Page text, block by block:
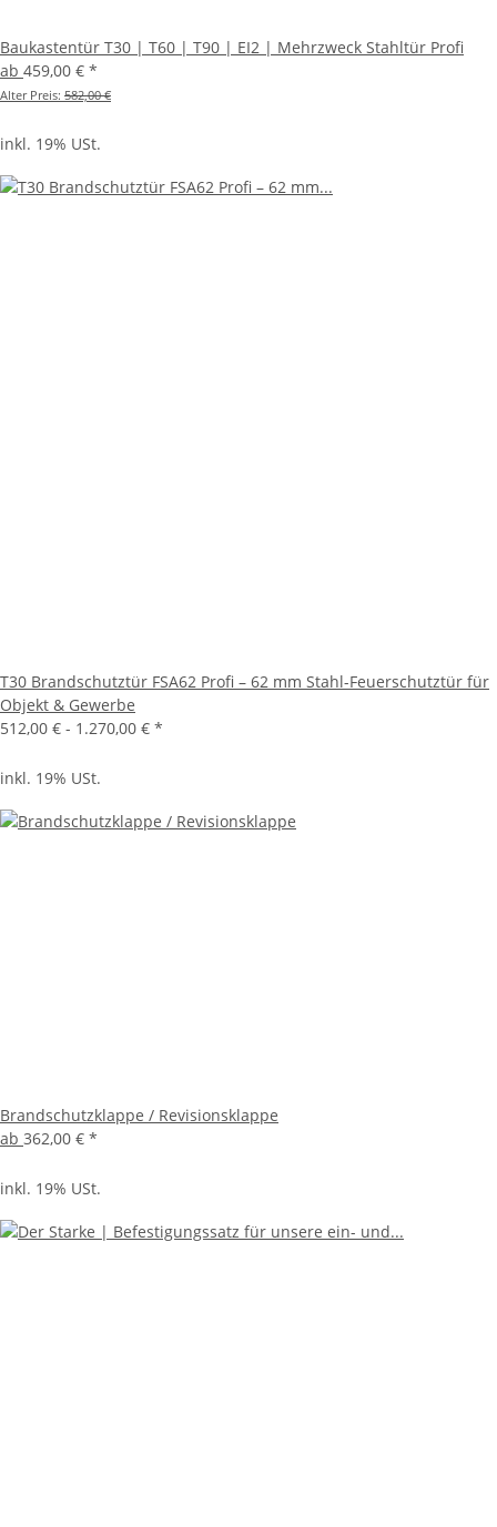
Baukastentür T30 | T60 | T90 | EI2 | Mehrzweck Stahltür Profi
ab 459,00 € *
Alter Preis: 582,00 €
inkl. 19% USt.
T30 Brandschutztür FSA62 Profi – 62 mm Stahl-Feuerschutztür für
Objekt & Gewerbe
512,00 € - 1.270,00 € *
inkl. 19% USt.
Brandschutzklappe / Revisionsklappe
ab 362,00 € *
inkl. 19% USt.